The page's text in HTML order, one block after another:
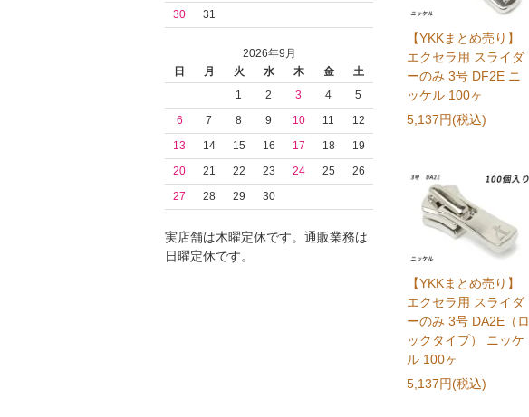
【YKKまとめ売り】
エクセラ用 スライダ
ーのみ 3号 DF2E ニ
ッケル 100ヶ
5,137円(税込)
【YKKまとめ売り】
エクセラ用 スライダ
ーのみ 3号 DA2E（ロ
ックタイプ） ニッケ
ル 100ヶ
5,137円(税込)
30
31
2026年9月
日
月 火 水 木 金
土
1
2 3 4
5
6
7 8 9 10 11
12
13
14 15 16 17 18
19
20
21 22 23 24 25
26
27
28 29 30
実店舗は木曜定休です。通販業務は
日曜定休です。